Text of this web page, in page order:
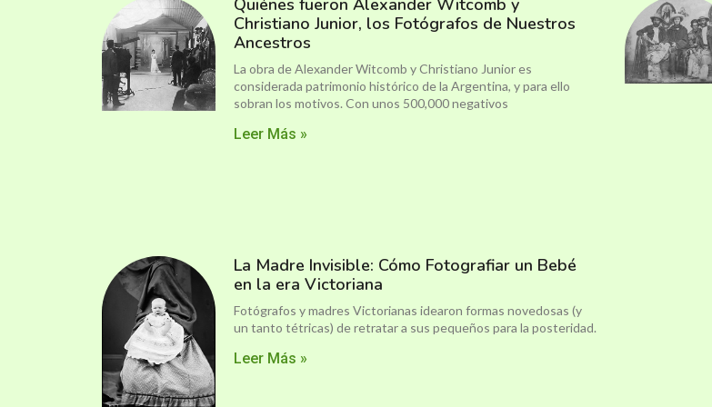
Quiénes fueron Alexander Witcomb y
Christiano Junior, los Fotógrafos de Nuestros
Ancestros
La obra de Alexander Witcomb y Christiano Junior es
considerada patrimonio histórico de la Argentina, y para ello
sobran los motivos. Con unos 500,000 negativos
Leer Más »
La Madre Invisible: Cómo Fotografiar un Bebé
en la era Victoriana
Fotógrafos y madres Victorianas idearon formas novedosas (y
un tanto tétricas) de retratar a sus pequeños para la posteridad.
Leer Más »